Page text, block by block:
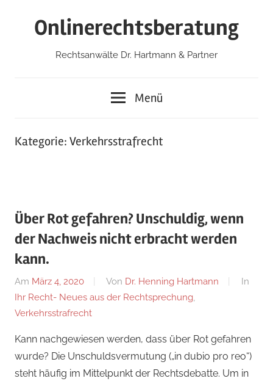
Onlinerechtsberatung
Rechtsanwälte Dr. Hartmann & Partner
Menü
Kategorie: Verkehrsstrafrecht
Über Rot gefahren? Unschuldig, wenn
der Nachweis nicht erbracht werden
kann.
Am März 4, 2020 Von Dr. Henning Hartmann
In
Ihr Recht- Neues aus der Rechtsprechung,
Verkehrsstrafrecht
Kann nachgewiesen werden, dass über Rot gefahren
wurde? Die Unschuldsvermutung („in dubio pro reo“)
steht häufig im Mittelpunkt der Rechtsdebatte. Um in